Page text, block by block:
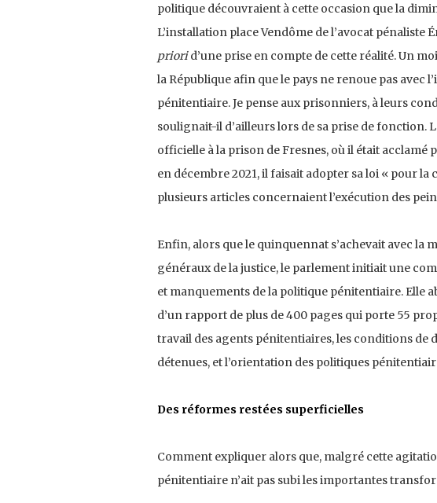
politique découvraient à cette occasion que la
L’installation place Vendôme de l’avocat
priorid’une prise en compte de cette réalité. Un
la République afin que le pays ne renoue pas avec
pénitentiaire. Je pense aux prisonniers, à leurs
soulignait-il d’ailleurs lors de sa prise de fonction.
officielle à la prison de Fresnes, où il était acclamé
en décembre 2021, il faisait adopter sa loi « pour
plusieurs articles concernaient l’exécution des
Enfin, alors que le quinquennat s’achevait avec la
généraux de la justice, le parlement initiait une
et manquements de la politique pénitentiaire. Elle
d’un rapport de plus de 400 pages qui porte 55
travail des agents pénitentiaires, les conditions de
détenues, et l’orientation des politiques
Des réformes restées superficielles
Comment expliquer alors que, malgré cette
pénitentiaire n’ait pas subi les importantes